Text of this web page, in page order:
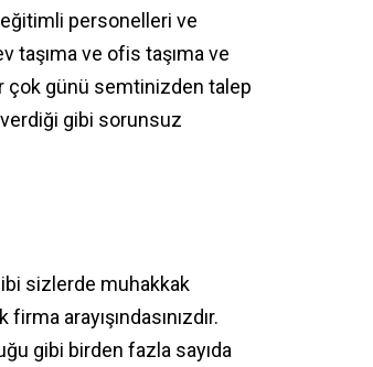
personelleri ve
taşıma ve ofis taşıma ve
günü semtinizden talep
gibi sorunsuz
sizlerde muhakkak
arayışındasınızdır.
gibi birden fazla sayıda